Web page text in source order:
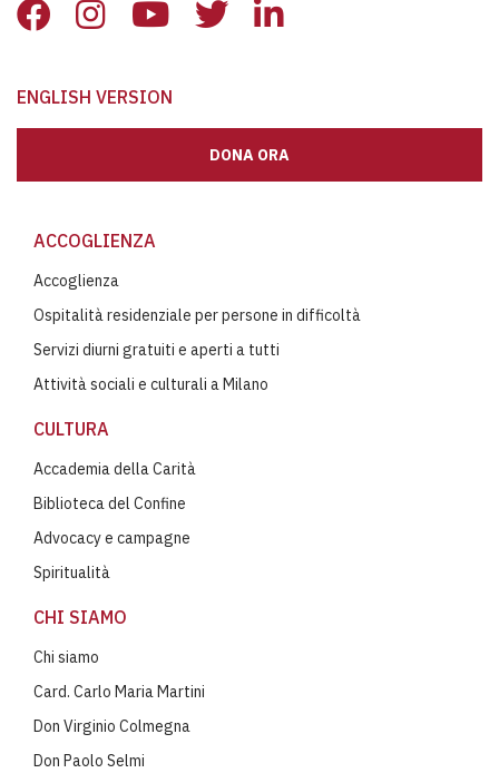
ENGLISH VERSION
DONA ORA
ACCOGLIENZA
Accoglienza
Ospitalità residenziale per persone in difficoltà
Servizi diurni gratuiti e aperti a tutti
Attività sociali e culturali a Milano
CULTURA
Accademia della Carità
Biblioteca del Confine
Advocacy e campagne
Spiritualità
CHI SIAMO
Chi siamo
Card. Carlo Maria Martini
Don Virginio Colmegna
Don Paolo Selmi